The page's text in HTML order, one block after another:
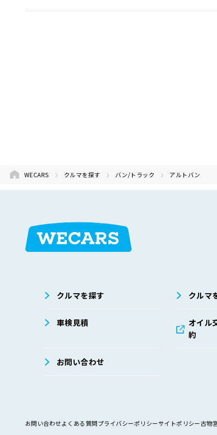
WECARS クルマを探す バン/トラック アルトバン
クルマを探す クルマ
車検見積
オイル
約
お問い合わせ
お問い合わせよくある質問プライバシーポリシーサイトポリシー古物